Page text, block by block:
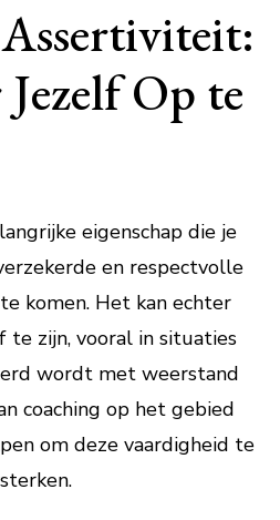
Op te
eigenschap die je
en respectvolle
komen. Het kan echter
te zijn, vooral in situaties
wordt met weerstand
coaching op het gebied
om deze vaardigheid te